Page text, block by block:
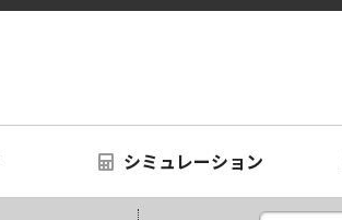
シミュレーション
シミュレーション
リノベーションプラン